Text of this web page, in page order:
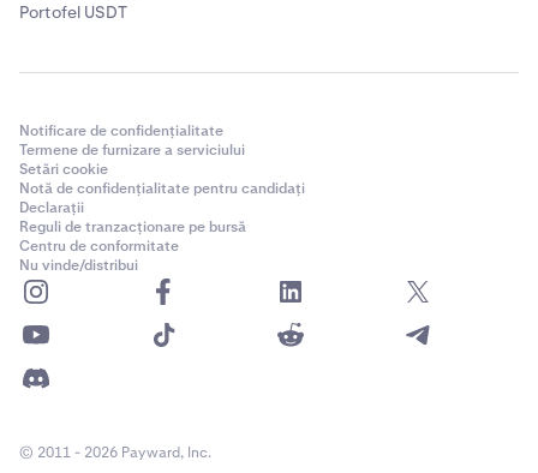
Portofel USDT
Notificare de confidențialitate
Termene de furnizare a serviciului
Setări cookie
Notă de confidențialitate pentru candidați
Declarații
Reguli de tranzacționare pe bursă
Centru de conformitate
Nu vinde/distribui
© 2011 - 2026 Payward, Inc.